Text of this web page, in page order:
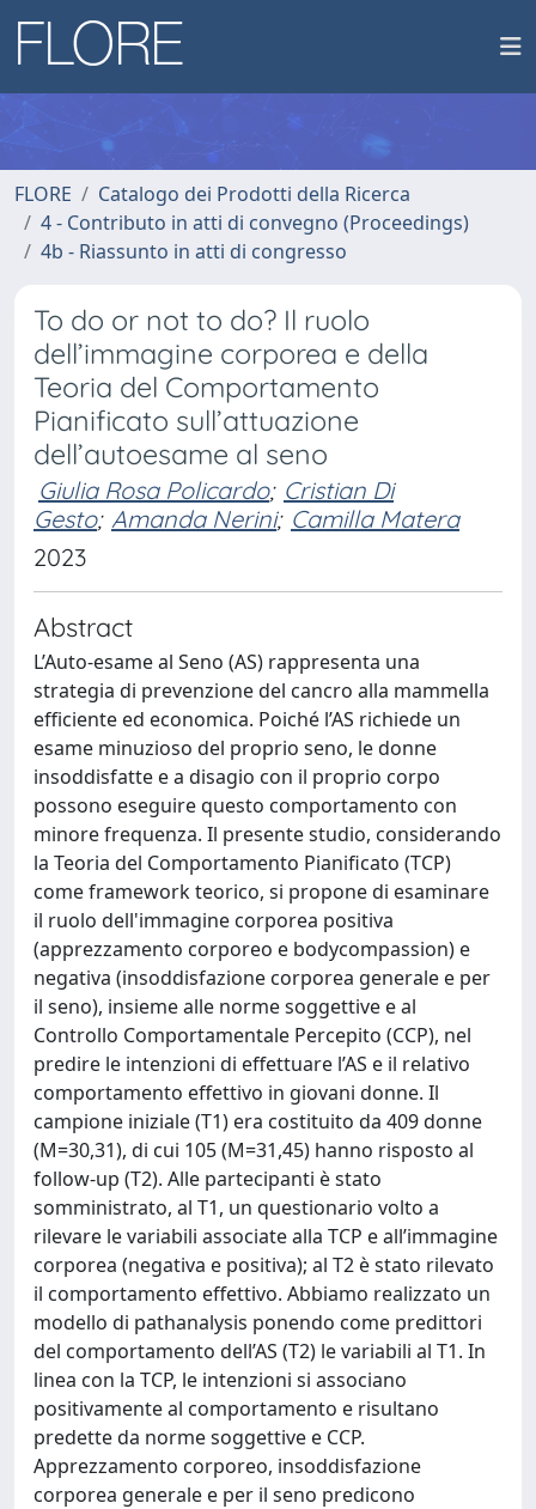
FLORE
Catalogo dei Prodotti della Ricerca
4 - Contributo in atti di convegno (Proceedings)
4b - Riassunto in atti di congresso
To do or not to do? Il ruolo
dell’immagine corporea e della
Teoria del Comportamento
Pianificato sull’attuazione
dell’autoesame al seno
Giulia Rosa Policardo; Cristian Di
Gesto; Amanda Nerini; Camilla Matera
2023
Abstract
L’Auto-esame al Seno (AS) rappresenta una
strategia di prevenzione del cancro alla mammella
efficiente ed economica. Poiché l’AS richiede un
esame minuzioso del proprio seno, le donne
insoddisfatte e a disagio con il proprio corpo
possono eseguire questo comportamento con
minore frequenza. Il presente studio, considerando
la Teoria del Comportamento Pianificato (TCP)
come framework teorico, si propone di esaminare
il ruolo dell'immagine corporea positiva
(apprezzamento corporeo e bodycompassion) e
negativa (insoddisfazione corporea generale e per
il seno), insieme alle norme soggettive e al
Controllo Comportamentale Percepito (CCP), nel
predire le intenzioni di effettuare l’AS e il relativo
comportamento effettivo in giovani donne. Il
campione iniziale (T1) era costituito da 409 donne
(M=30,31), di cui 105 (M=31,45) hanno risposto al
follow-up (T2). Alle partecipanti è stato
somministrato, al T1, un questionario volto a
rilevare le variabili associate alla TCP e all’immagine
corporea (negativa e positiva); al T2 è stato rilevato
il comportamento effettivo. Abbiamo realizzato un
modello di pathanalysis ponendo come predittori
del comportamento dell’AS (T2) le variabili al T1. In
linea con la TCP, le intenzioni si associano
positivamente al comportamento e risultano
predette da norme soggettive e CCP.
Apprezzamento corporeo, insoddisfazione
corporea generale e per il seno predicono